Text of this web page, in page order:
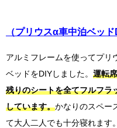
（プリウスα車中泊ベッ
アルミフレームを使ってプリ
ベッドをDIYしました。 運転
残りのシートを全てフルフラ
しています。かなりのスペー
て大人二人でも十分寝れます。